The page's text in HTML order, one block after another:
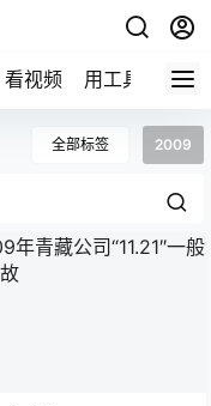
看视频 用工具 论技
全部标签 2009